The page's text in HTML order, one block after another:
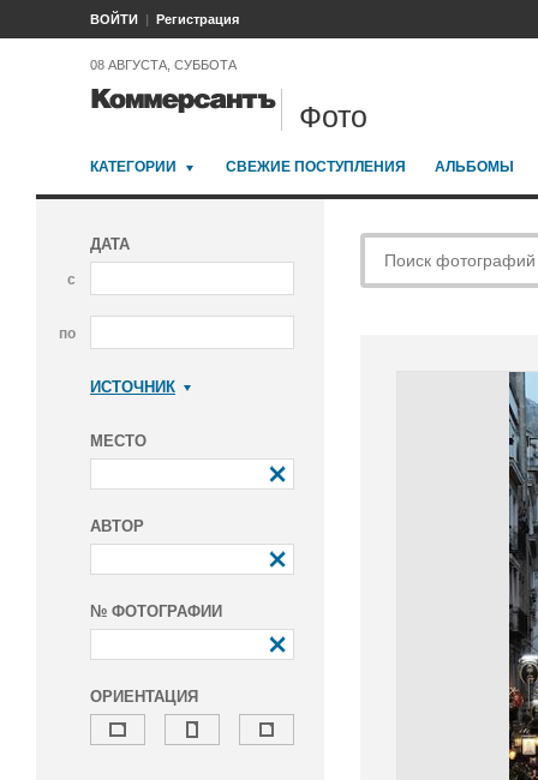
ВОЙТИ Регистрация
08 АВГУСТА, СУББОТА
Фото
КАТЕГОРИИ СВЕЖИЕ ПОСТУПЛЕНИЯ АЛЬБОМЫ
ДАТА
с
по
ИСТОЧНИК
МЕСТО
АВТОР
№ ФОТОГРАФИИ
ОРИЕНТАЦИЯ